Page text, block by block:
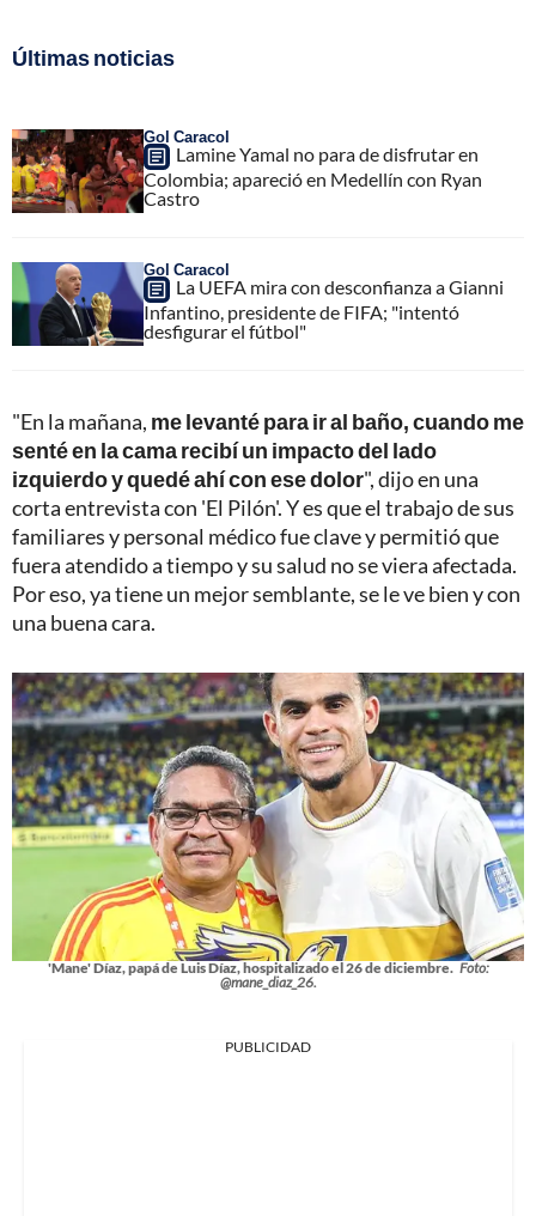
Últimas noticias
Gol Caracol
Lamine Yamal no para de disfrutar en
Colombia; apareció en Medellín con Ryan
Castro
Gol Caracol
La UEFA mira con desconfianza a Gianni
Infantino, presidente de FIFA; "intentó
desfigurar el fútbol"
"En la mañana, me levanté para ir al baño, cuando me
senté en la cama recibí un impacto del lado
izquierdo y quedé ahí con ese dolor", dijo en una
corta entrevista con 'El Pilón'. Y es que el trabajo de sus
familiares y personal médico fue clave y permitió que
fuera atendido a tiempo y su salud no se viera afectada.
Por eso, ya tiene un mejor semblante, se le ve bien y con
una buena cara.
'Mane' Díaz, papá de Luis Díaz, hospitalizado el 26 de diciembre. Foto:
@mane_diaz_26.
PUBLICIDAD